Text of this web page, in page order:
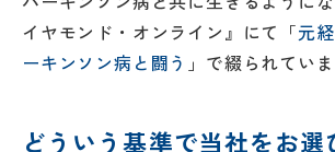
イヤモンド・オンライン』にて「元
ーキンソン病と闘う 」で綴られていま
どういう基準で当社をお選